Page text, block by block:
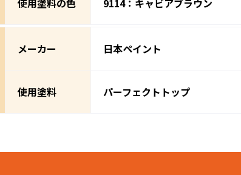
使用塗料の色 9114：キャビアブラウン
メーカー 日本ペイント
使用塗料 パーフェクトトップ